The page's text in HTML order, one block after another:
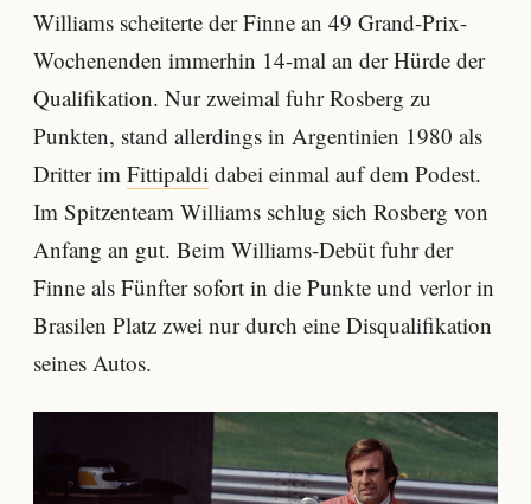
Williams scheiterte der Finne an 49 Grand-Prix-
Wochenenden immerhin 14-mal an der Hürde der
Qualifikation. Nur zweimal fuhr Rosberg zu
Punkten, stand allerdings in Argentinien 1980 als
Dritter im Fittipaldi dabei einmal auf dem Podest.
Im Spitzenteam Williams schlug sich Rosberg von
Anfang an gut. Beim Williams-Debüt fuhr der
Finne als Fünfter sofort in die Punkte und verlor in
Brasilen Platz zwei nur durch eine Disqualifikation
seines Autos.